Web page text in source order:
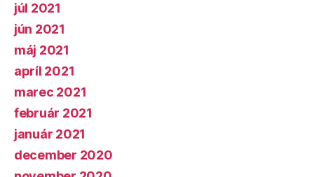
júl 2021
jún 2021
máj 2021
apríl 2021
marec 2021
február 2021
január 2021
december 2020